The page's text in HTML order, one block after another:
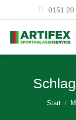
0151 20
Sie
Start